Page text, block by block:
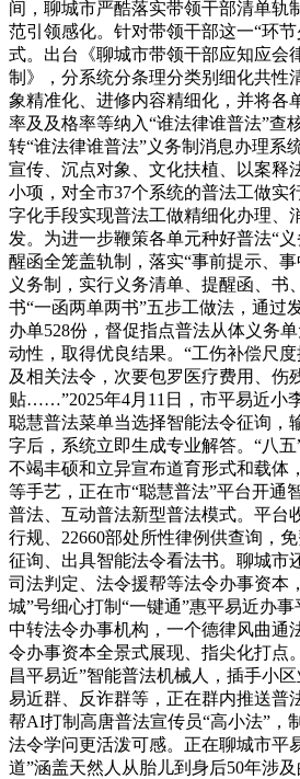
间，聊城市严酷落实带领干部清单轨
范引领感化。针对带领干部这一“环节
式。出台《聊城市带领干部应知应会
制》，分系统分条理分类别细化共性
象精准化、进修内容精细化，并将各
率及及格率等纳入“谁法律谁普法”查
转“谁法律谁普法”义务制消息办理系
宣传、沉点对象、文化扶植、以案释
小项，对全市37个系统的普法工做实
字化手段实现普法工做精细化办理、
发。为进一步鞭策各单元种好普法“
醒函全笼盖轨制，落实“事前提示、
义务制，实行义务清单、提醒函、书
书“一函两单两书”五步工做法，通过
办单528份，督促指点普法从体义务
动性，取得优良结果。“工伤补偿尺度
及相关法令，次要包罗医疗费用、伤
贴……”2025年4月11日，市平易近小
聪慧普法菜单当选择智能法令征询，
字后，系统立即生成专业解答。“八
不竭丰硕和立异宣布道育形式和载体
等手艺，正在市“聪慧普法”平台开通
普法、互动普法新型普法模式。平台
行规、22660部处所性律例供查询，
征询、出具智能法令看法书。聊城市
司法判定、法令援帮等法令办事资本
城”号细心打制“一键通”惠平易近办
中转法令办事机构，一个德律风曲通
令办事资本全景式展现、指尖化打点
昌平易近”智能普法机械人，插手小
易近群、反诈群等，正在群内推送普
帮AI打制高唐普法宣传员“高小法”，
法令学问更活泼可感。正在聊城市平
道”涵盖天然人从胎儿到身后50年涉